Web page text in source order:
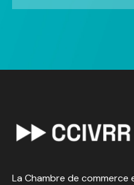
La Chambre de commerce